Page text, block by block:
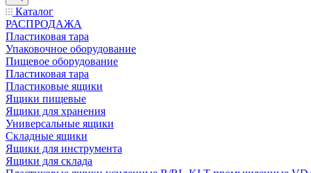
Каталог
РАСПРОДАЖА
Пластиковая тара
Упаковочное оборудование
Пищевое оборудование
Пластиковая тара
Пластиковые ящики
Ящики пищевые
Ящики для хранения
Универсальные ящики
Складные ящики
Ящики для инструмента
Ящики для склада